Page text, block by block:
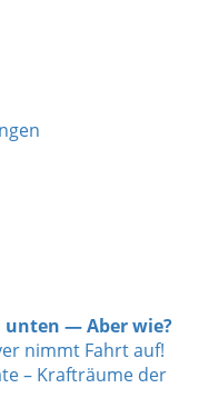
unten — Aber wie?
nimmt Fahrt auf!
– Krafträume der